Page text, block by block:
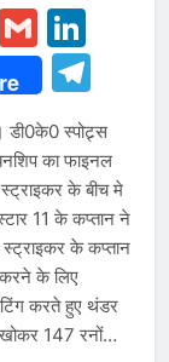
Gmail
डी0के0 स्पोट्र्स
का फाइनल
के बीच मे
11 के कप्तान ने
के कप्तान
करने के लिए
करते हुए थंडर
147 रनों…